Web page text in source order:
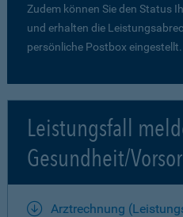
Zudem können Sie den Status
und erhalten die
persönliche Postbox eingestellt.
Leistungsfall
Gesundheit/
Arztrechnung